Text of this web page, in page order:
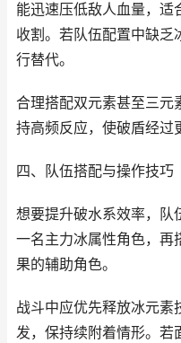
能迅速压低敌人血量，适
收割。若队伍配置中缺乏
行替代。
合理搭配双元素甚至三元
持高频反应，使破盾经过
四、队伍搭配与操作技巧
想要提升破水系效率，队
一名主力冰属性角色，再
果的辅助角色。
战斗中应优先释放冰元素
发，保持续附着情形。若